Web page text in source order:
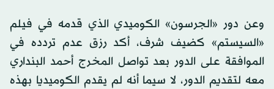
وعن دور «الجرسون» الكوميدي الذي قدمه في فيلم
«السيستم» كضيف شرف، أكد رزق عدم تردده في
الموافقة على الدور بعد تواصل المخرج أحمد البنداري
معه لتقديم الدور، لا سيما أنه لم يقدم الكوميديا بهذه